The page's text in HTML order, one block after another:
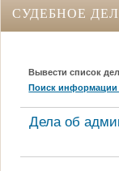
СУДЕБНОЕ
Вывести список
Поиск информации
Дела об